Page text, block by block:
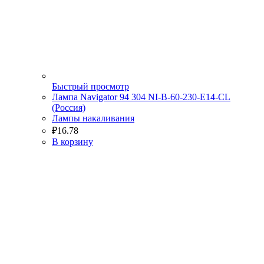
Быстрый просмотр
Лампа Navigator 94 304 NI-B-60-230-E14-CL
(Россия)
Лампы накаливания
₽16.78
В корзину